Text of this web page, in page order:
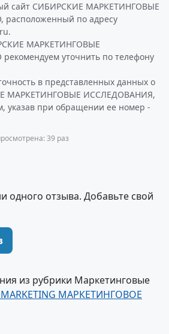
сайт СИБИРСКИЕ МАРКЕТИНГОВЫЕ
по адресу
МАРКЕТИНГОВЫЕ
уточнить по телефону
в представленных данных о
МАРКЕТИНГОВЫЕ ИССЛЕДОВАНИЯ,
указав при обращении ее номер -
39 раз
одного отзыва. Добавьте свой
из рубрики Маркетинговые
MARKETING МАРКЕТИНГОВОЕ